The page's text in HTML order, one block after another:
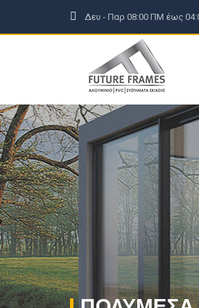
Δευ - Παρ 08:00 ΠΜ έως
ΕΤΑΙΡΕΙΑ ΠΡΟΪΟΝΤΑ